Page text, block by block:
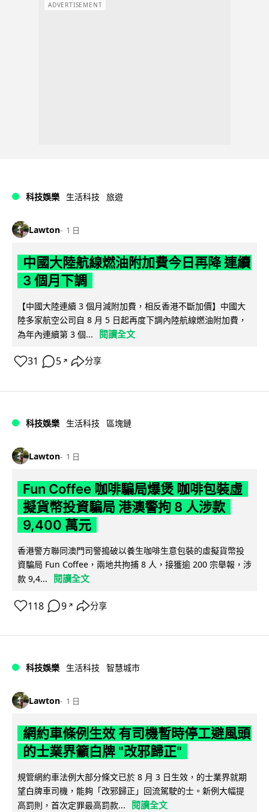
ADVERTISEMENT
科技娛樂 生活科技 旅遊
Lawton 1 日
中國大陸航線燃油附加費今日再降 連續
3 個月下調
【中國大陸連續 3 個月減附加費，相反香港不斷加價】中國大
陸多家航空公司自 8 月 5 日起再度下調內陸航線燃油附加費，
為年內連續第 3 個...
閱讀全文
31 5 ↗ 分享
科技娛樂 生活科技 區塊鏈
Lawton 1 日
Fun Coffee 咖啡騙局爆煲 咖啡包裝虛
擬貨幣投資騙局 港澳警拘 8 人涉款
9,400 萬元
香港警方聯同澳門司警搗破以養生咖啡生意包裝的虛擬貨幣投
資騙局 Fun Coffee，兩地共拘捕 8 人，接獲逾 200 宗舉報，涉
款 9,4...
閱讀全文
118 9 ↗ 分享
科技娛樂 生活科技 智慧城市
Lawton 1 日
網約車條例生效 有司機暫時停工避風頭
的士業界籲白牌 "改邪歸正"
規管網約車法例大部分條文已於 8 月 3 日生效，的士業界就期
望白牌車司機，能夠「改邪歸正」回流駕駛的士。新例大幅提
高罰則，首次定罪最高罰款...
閱讀全文